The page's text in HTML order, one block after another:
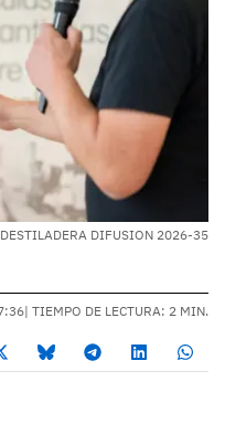
DESTILADERA DIFUSION 2026-35
| TIEMPO DE LECTURA: 2 MIN.